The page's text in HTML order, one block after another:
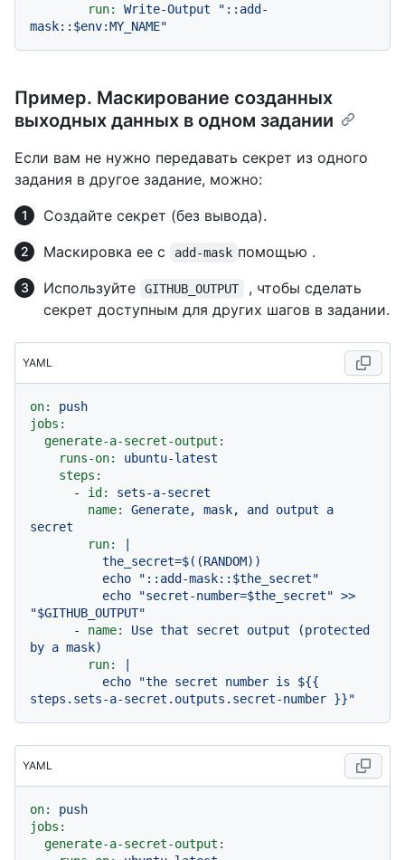
run:
Write-Output
"::add-
mask::$env:MY_NAME"
Пример. Маскирование созданных
выходных данных в одном задании
Если вам не нужно передавать секрет из одного
задания в другое задание, можно:
Создайте секрет (без вывода).
Маскировка ее с
add-mask помощью .
Используйте
GITHUB_OUTPUT
, чтобы сделать
секрет доступным для других шагов в задании.
YAML
on:
push
jobs:
generate-a-secret-output:
runs-on:
ubuntu-latest
steps:
-
id:
sets-a-secret
name:
Generate, mask, and output
a
secret
run:
-
name: Use that secret output
(protected
by a mask)
run:
YAML
on:
push
jobs:
generate-a-secret-output: